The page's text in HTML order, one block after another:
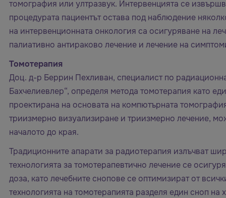
томография или ултразвук. Интервенцията се
процедурата пациентът остава под наблюдение
на интервенционната онкология са осигуряване на
палиативно антираково лечение и лечение на
Томотерапия
Доц. д-р Беррин Пехливан, специалист по
Бахчелиевлер“, определя метода томотерапия като
проектирана на основата на компютърната
триизмерно визуализиране и триизмерно лечение,
началото до края.
Традиционните апарати за радиотерапия излъчват
технологията за томотерапевтично лечение се
доза, като лечебните снопове се оптимизират от
технологията на томотерапията разделя един сноп на